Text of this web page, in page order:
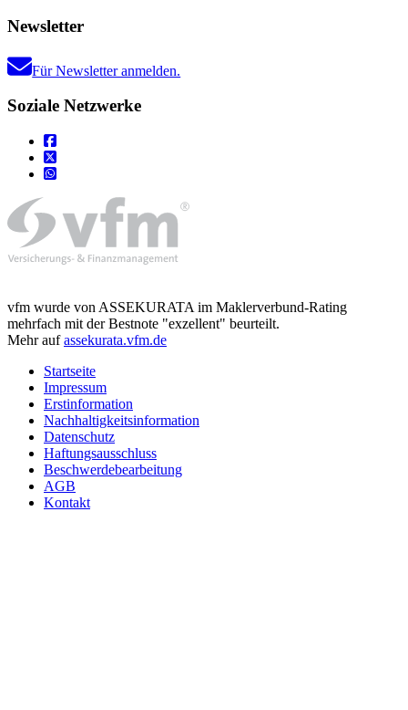
Newsletter
Für Newsletter anmelden.
Soziale Netzwerke
vfm wurde von ASSEKURATA im Maklerverbund-Rating
mehrfach mit der Bestnote "exzellent" beurteilt.
Mehr aufassekurata.vfm.de
Startseite
Impressum
Erstinformation
Nachhaltigkeitsinformation
Datenschutz
Haftungsausschluss
Beschwerdebearbeitung
AGB
Kontakt